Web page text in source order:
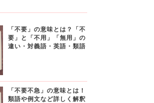
「不要」の意味とは？「不
要」と「不用」「無用」の
違い・対義語・英語・類語
「不要不急」の意味とは！
類語や例文など詳しく解釈